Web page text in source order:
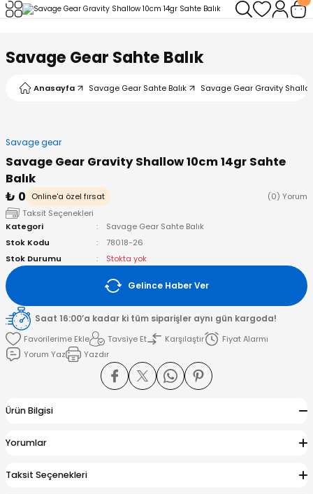
Savage Gear Sahte Balık
Anasayfa Savage Gear Sahte Balık Savage Gear Gravity
Savage gear
Savage Gear Gravity Shallow 10cm 14gr Sahte
Balık
₺ 0
Online'a özel fırsat
(0) Yorum
Taksit Seçenekleri
Kategori
Savage Gear Sahte Balık
Stok Kodu
78018-26
Stok Durumu
Stokta yok
Gelince Haber Ver
Saat 16:00’a kadar ki tüm siparişler aynı gün kargoda!
Tavsiye Et
Karşılaştır
Fiyat Alarmı
Yorum Yaz
Yazdır
Ürün Bilgisi
Yorumlar
Taksit Seçenekleri
Geri Dön
Makineleri
Geri Dön
Kamışlar
Geri Dön
Misinalar
Misinalar
Geri Dön
- Klips
Halka
Geri Dön
Geri Dön
& El Feneri